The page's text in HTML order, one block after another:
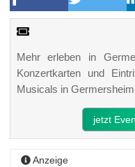
Mehr erleben in
Konzertkarten und
Musicals in
jetzt
Anzeige